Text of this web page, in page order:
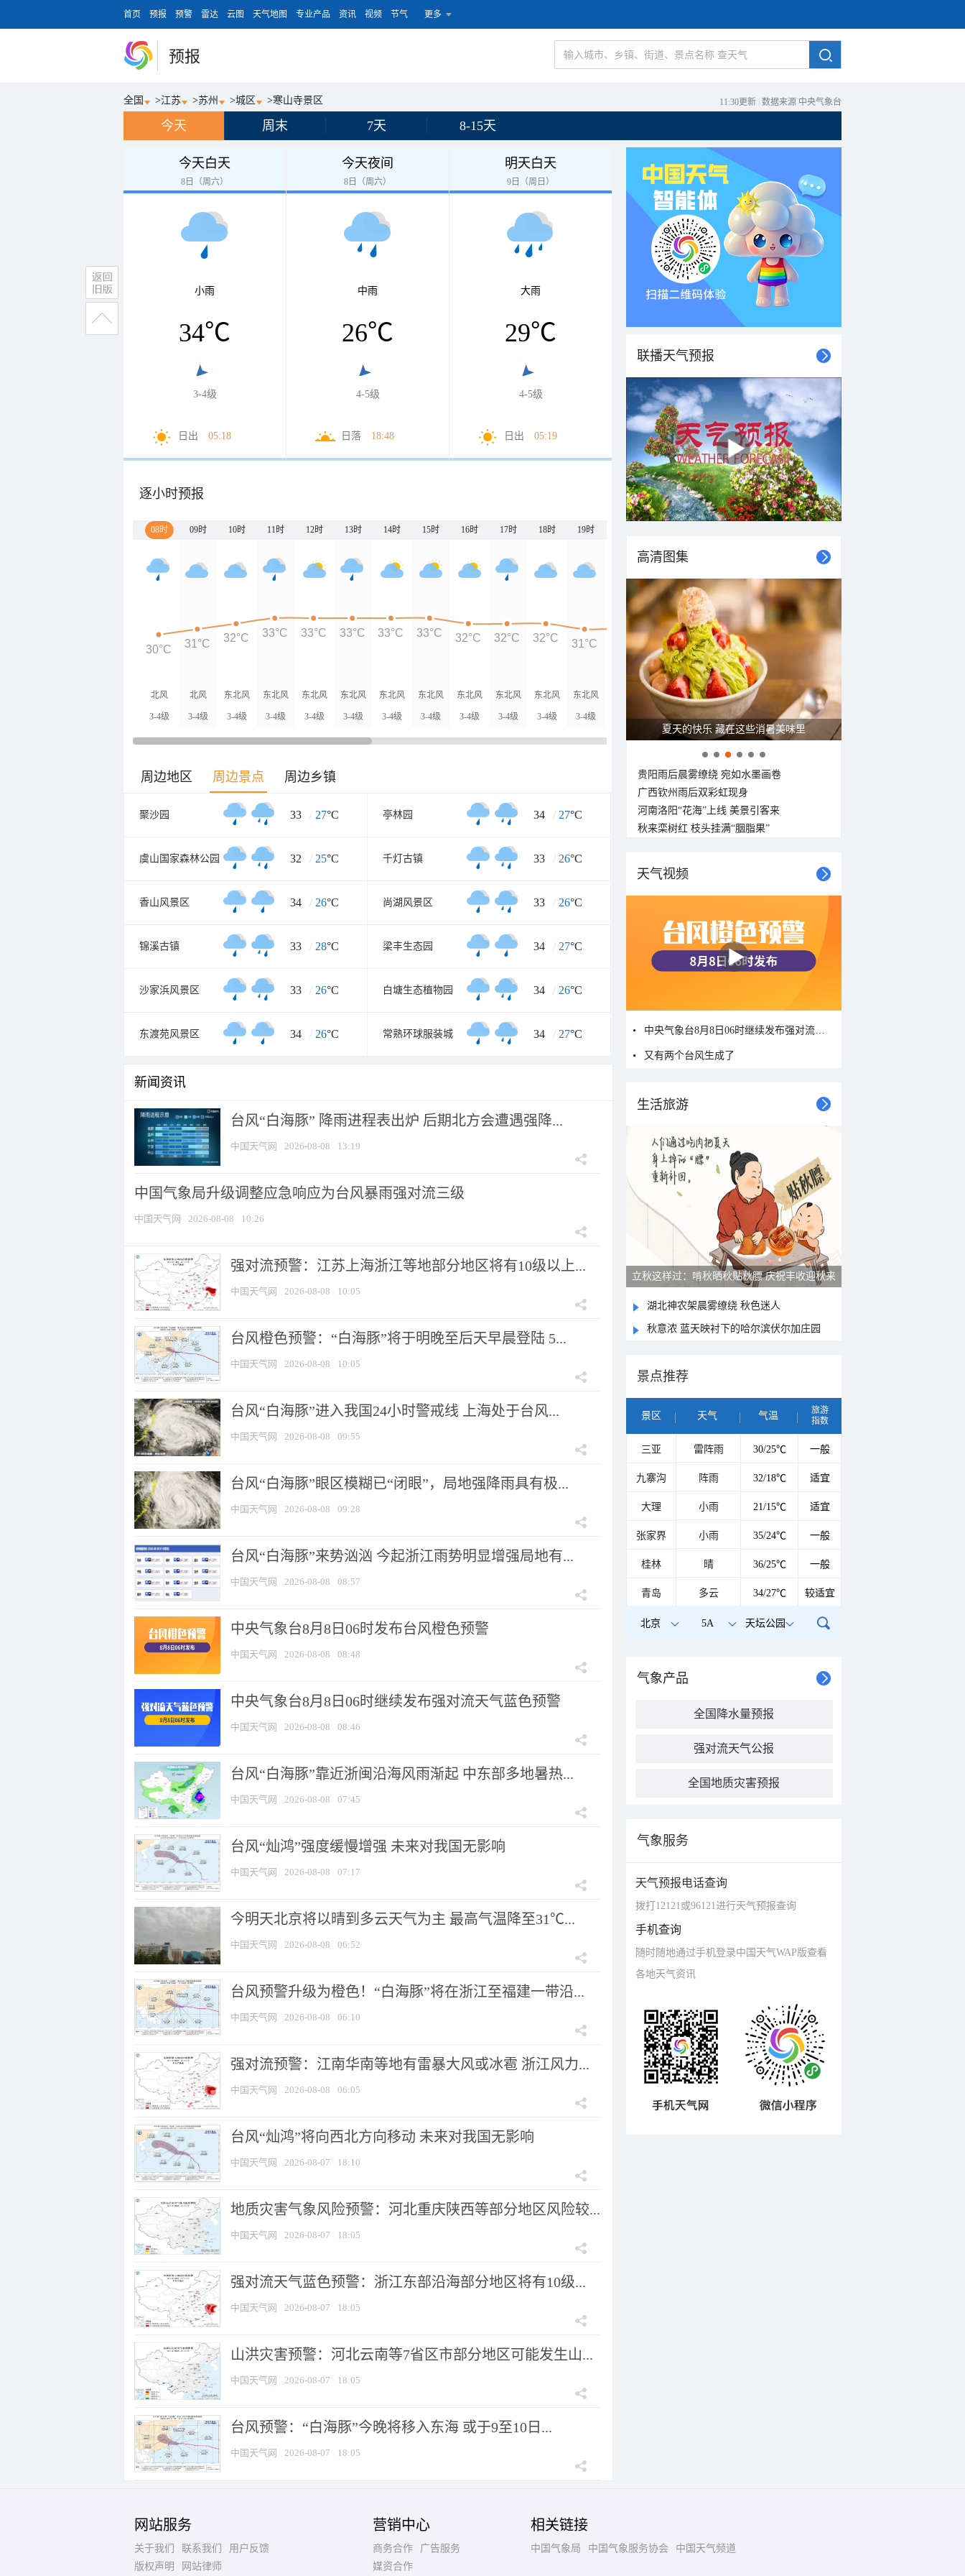
首页 预报 预警 雷达 云图 天气地图 专业产品 资讯 视频 节气 更多
预报
全国 >江苏 >苏州 >城区 >寒山寺景区 11:30更新 数据来源 中央气象台
今天 周末 7天 8-15天
今天白天
8日（周六）
小雨
34℃
3-4级
日出 05:18
今天夜间
8日（周六）
中雨
26℃
4-5级
日落 18:48
明天白天
9日（周日）
大雨
29℃
4-5级
日出 05:19
逐小时预报
08时 09时 10时 11时 12时 13时 14时 15时 16时 17时 18时 19时
北风
3-4级
北风
3-4级
东北风
3-4级
东北风
3-4级
东北风
3-4级
东北风
3-4级
东北风
3-4级
东北风
3-4级
东北风
3-4级
东北风
3-4级
东北风
3-4级
东北风
3-4级 3-4级
东北风
3-4级
东北风
3-4级
东北风
3-4级 3-4级
东北风
3-4级
30°C 31°C 32°C 33°C 33°C 33°C 33°C 33°C 32°C 32°C 32°C 31°C 30°C 30°C 30°C
周边地区 周边景点 周边乡镇
聚沙园 33 / 27°C 亭林园 34 / 27°C
虞山国家森林公园 32 / 25°C 千灯古镇 33 / 26°C
香山风景区 34 / 26°C 尚湖风景区 33 / 26°C
锦溪古镇 33 / 28°C 梁丰生态园 34 / 27°C
沙家浜风景区 33 / 26°C 白塘生态植物园 34 / 26°C
东渡苑风景区 34 / 26°C 常熟环球服装城 34 / 27°C
新闻资讯
台风“白海豚” 降雨进程表出炉 后期北方会遭遇强降...
中国天气网 2026-08-08 13:19
中国气象局升级调整应急响应为台风暴雨强对流三级
中国天气网 2026-08-08 10:26
强对流预警：江苏上海浙江等地部分地区将有10级以上...
中国天气网 2026-08-08 10:05
台风橙色预警：“白海豚”将于明晚至后天早晨登陆 5...
中国天气网 2026-08-08 10:05
台风“白海豚”进入我国24小时警戒线 上海处于台风...
中国天气网 2026-08-08 09:55
台风“白海豚”眼区模糊已“闭眼”，局地强降雨具有极...
中国天气网 2026-08-08 09:28
台风“白海豚”来势汹汹 今起浙江雨势明显增强局地有...
中国天气网 2026-08-08 08:57
中央气象台8月8日06时发布台风橙色预警
中国天气网 2026-08-08 08:48
中央气象台8月8日06时继续发布强对流天气蓝色预警
中国天气网 2026-08-08 08:46
台风“白海豚”靠近浙闽沿海风雨渐起 中东部多地暑热...
中国天气网 2026-08-08 07:45
台风“灿鸿”强度缓慢增强 未来对我国无影响
中国天气网 2026-08-08 07:17
今明天北京将以晴到多云天气为主 最高气温降至31℃...
中国天气网 2026-08-08 06:52
台风预警升级为橙色！“白海豚”将在浙江至福建一带沿...
中国天气网 2026-08-08 06:10
强对流预警：江南华南等地有雷暴大风或冰雹 浙江风力...
中国天气网 2026-08-08 06:05
台风“灿鸿”将向西北方向移动 未来对我国无影响
中国天气网 2026-08-07 18:10
地质灾害气象风险预警：河北重庆陕西等部分地区风险较...
中国天气网 2026-08-07 18:05
强对流天气蓝色预警：浙江东部沿海部分地区将有10级...
中国天气网 2026-08-07 18:05
山洪灾害预警：河北云南等7省区市部分地区可能发生山...
中国天气网 2026-08-07 18:05
台风预警：“白海豚”今晚将移入东海 或于9至10日...
中国天气网 2026-08-07 18:05
联播天气预报
高清图集
夏天的快乐 藏在这些消暑美味里
贵阳雨后晨雾缭绕 宛如水墨画卷
广西钦州雨后双彩虹现身
河南洛阳“花海”上线 美景引客来
秋来栾树红 枝头挂满“胭脂果”
天气视频
中央气象台8月8日06时继续发布强对流天气蓝色预警
又有两个台风生成了
生活旅游
立秋这样过：啃秋晒秋贴秋膘 庆祝丰收迎秋来
湖北神农架晨雾缭绕 秋色迷人
秋意浓 蓝天映衬下的哈尔滨伏尔加庄园
景点推荐
景区 天气 气温
旅游
指数
三亚 雷阵雨 30/25℃ 一般
九寨沟 阵雨 32/18℃ 适宜
大理 小雨 21/15℃ 适宜
张家界 小雨 35/24℃ 一般
桂林 晴 36/25℃ 一般
青岛 多云 34/27℃ 较适宜
北京 5A 天坛公园
气象产品
全国降水量预报
强对流天气公报
全国地质灾害预报
气象服务
天气预报电话查询
拨打12121或96121进行天气预报查询
手机查询
随时随地通过手机登录中国天气WAP版查看
各地天气资讯
网站服务
关于我们 联系我们
用户反馈
版权声明
网站律师
营销中心
商务合作
广告服务
媒资合作
相关链接
中国气象局 中国气象服务协会 中国天气频道